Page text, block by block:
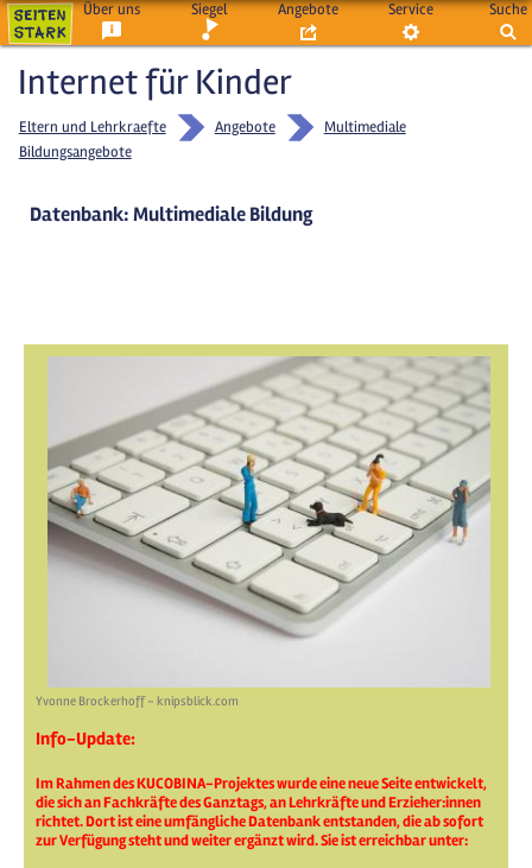
Über uns Siegel Angebote Service Suche
Internet für Kinder
Eltern und Lehrkraefte Angebote
Multimediale
Bildungsangebote
Datenbank: Multimediale Bildung
Yvonne Brockerhoff - knipsblick.com
Info-Update:
Im Rahmen des KUCOBINA-Projektes wurde eine neue Seite entwickelt,
die sich an Fachkräfte des Ganztags, an Lehrkräfte und Erzieher:innen
richtet. Dort ist eine umfängliche Datenbank entstanden, die ab sofort
zur Verfügung steht und weiter ergänzt wird. Sie ist erreichbar unter: